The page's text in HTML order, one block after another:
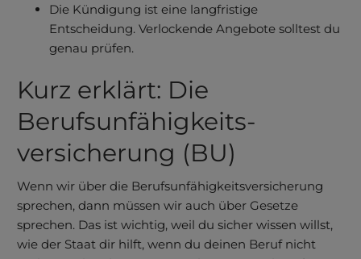
Die Kündigung ist eine lang­fristige
Entscheidung. Verlockende Angebote solltest du
genau prüfen.
Kurz erklärt: Die
Berufsunfähigkeits­
versicherung (BU)
Wenn wir über die Berufs­unfähig­keits­versicherung
sprechen, dann müssen wir auch über Gesetze
sprechen. Das ist wichtig, weil du sicher wissen willst,
wie der Staat dir hilft, wenn du deinen Beruf nicht